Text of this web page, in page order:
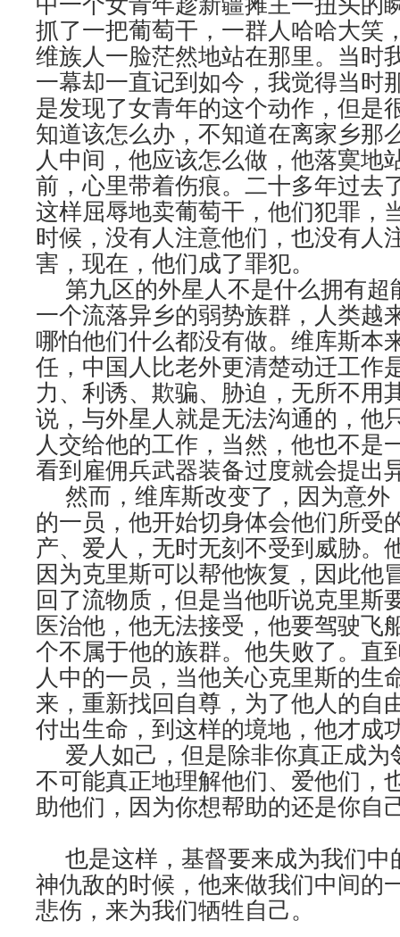
抓了一把葡萄干，一群人哈哈大笑
维族人一脸茫然地站在那里。当时
一幕却一直记到如今，我觉得当时
是发现了女青年的这个动作，但是
知道该怎么办，不知道在离家乡那
人中间，他应该怎么做，他落寞地
前，心里带着伤痕。二十多年过去
这样屈辱地卖葡萄干，他们犯罪，
时候，没有人注意他们，也没有人
害，现在，他们成了罪犯。
第九区的外星人不是什么拥有超
一个流落异乡的弱势族群，人类越
哪怕他们什么都没有做。维库斯本
任，中国人比老外更清楚动迁工作
力、利诱、欺骗、胁迫，无所不用
说，与外星人就是无法沟通的，他
人交给他的工作，当然，他也不是
看到雇佣兵武器装备过度就会提出
然而，维库斯改变了，因为意外
的一员，他开始切身体会他们所受
产、爱人，无时无刻不受到威胁。
因为克里斯可以帮他恢复，因此他
回了流物质，但是当他听说克里斯
医治他，他无法接受，他要驾驶飞
个不属于他的族群。他失败了。直
人中的一员，当他关心克里斯的生
来，重新找回自尊，为了他人的自
付出生命，到这样的境地，他才成
爱人如己，但是除非你真正成为
不可能真正地理解他们、爱他们，
助他们，因为你想帮助的还是你自
也是这样，基督要来成为我们中
神仇敌的时候，他来做我们中间的
悲伤，来为我们牺牲自己。